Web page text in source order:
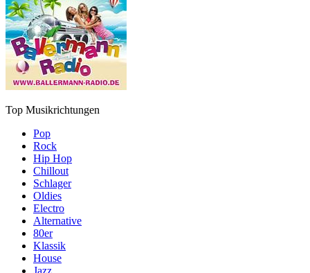
Top Musikrichtungen
Pop
Rock
Hip Hop
Chillout
Schlager
Oldies
Electro
Alternative
80er
Klassik
House